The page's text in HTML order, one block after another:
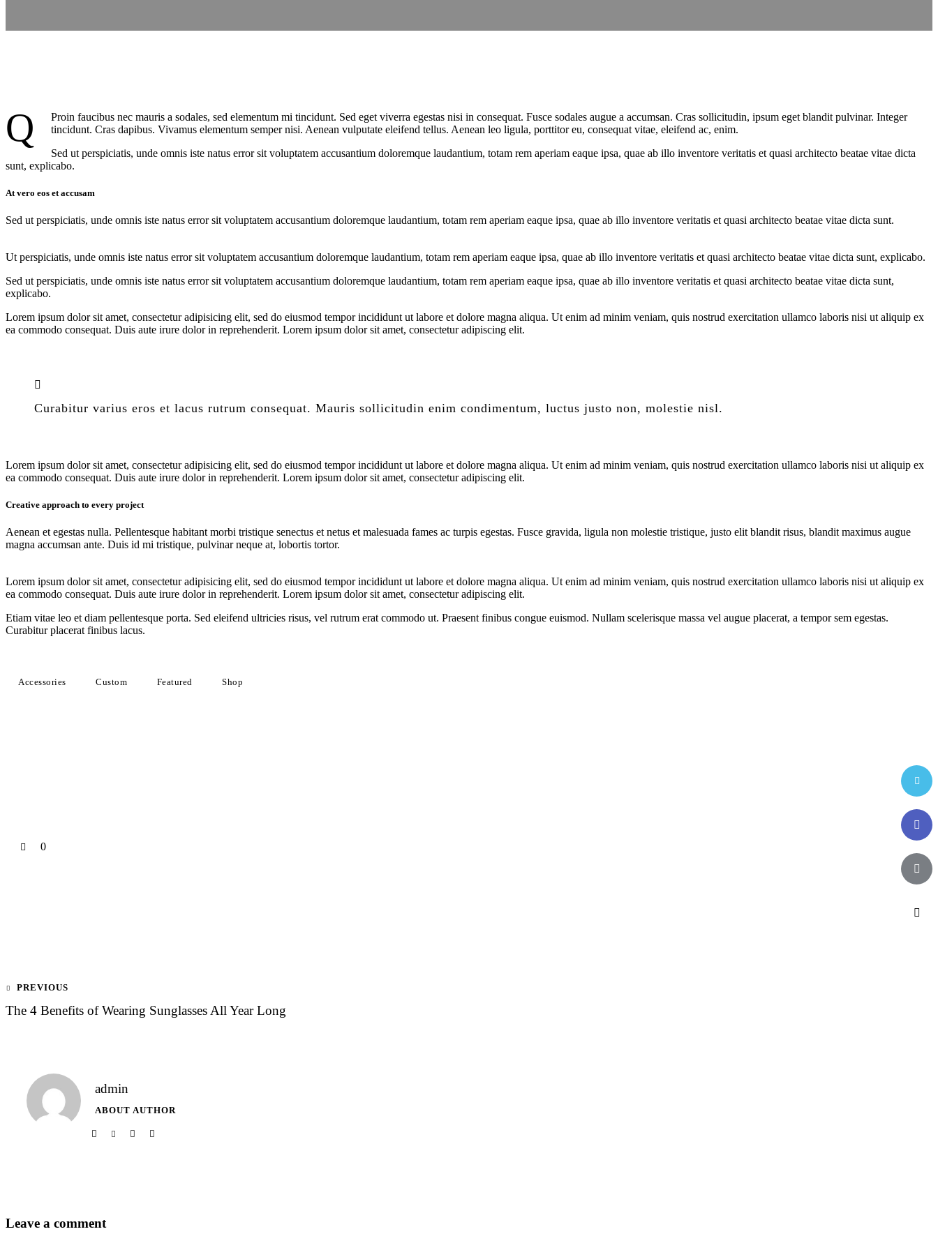
Q
Proin faucibus nec mauris a sodales, sed elementum mi tincidunt. Sed eget viverra egestas nisi in consequat. Fusce sodales augue a accumsan. Cras sollicitudin, ipsum eget blandit pulvinar. Integer
tincidunt. Cras dapibus. Vivamus elementum semper nisi. Aenean vulputate eleifend tellus. Aenean leo ligula, porttitor eu, consequat vitae, eleifend ac, enim.
Sed ut perspiciatis, unde omnis iste natus error sit voluptatem accusantium doloremque laudantium, totam rem aperiam eaque ipsa, quae ab illo inventore veritatis et quasi architecto beatae vitae dicta
sunt, explicabo.
At vero eos et accusam
Sed ut perspiciatis, unde omnis iste natus error sit voluptatem accusantium doloremque laudantium, totam rem aperiam eaque ipsa, quae ab illo inventore veritatis et quasi architecto beatae vitae dicta sunt.
Ut perspiciatis, unde omnis iste natus error sit voluptatem accusantium doloremque laudantium, totam rem aperiam eaque ipsa, quae ab illo inventore veritatis et quasi architecto beatae vitae dicta sunt, explicabo.
Sed ut perspiciatis, unde omnis iste natus error sit voluptatem accusantium doloremque laudantium, totam rem aperiam eaque ipsa, quae ab illo inventore veritatis et quasi architecto beatae vitae dicta sunt,
explicabo.
Lorem ipsum dolor sit amet, consectetur adipisicing elit, sed do eiusmod tempor incididunt ut labore et dolore magna aliqua. Ut enim ad minim veniam, quis nostrud exercitation ullamco laboris nisi ut aliquip ex
ea commodo consequat. Duis aute irure dolor in reprehenderit. Lorem ipsum dolor sit amet, consectetur adipiscing elit.
Curabitur varius eros et lacus rutrum consequat. Mauris sollicitudin enim condimentum, luctus justo non, molestie nisl.
Lorem ipsum dolor sit amet, consectetur adipisicing elit, sed do eiusmod tempor incididunt ut labore et dolore magna aliqua. Ut enim ad minim veniam, quis nostrud exercitation ullamco laboris nisi ut aliquip ex
ea commodo consequat. Duis aute irure dolor in reprehenderit. Lorem ipsum dolor sit amet, consectetur adipiscing elit.
Creative approach to every project
Aenean et egestas nulla. Pellentesque habitant morbi tristique senectus et netus et malesuada fames ac turpis egestas. Fusce gravida, ligula non molestie tristique, justo elit blandit risus, blandit maximus augue
magna accumsan ante. Duis id mi tristique, pulvinar neque at, lobortis tortor.
Lorem ipsum dolor sit amet, consectetur adipisicing elit, sed do eiusmod tempor incididunt ut labore et dolore magna aliqua. Ut enim ad minim veniam, quis nostrud exercitation ullamco laboris nisi ut aliquip ex
ea commodo consequat. Duis aute irure dolor in reprehenderit. Lorem ipsum dolor sit amet, consectetur adipiscing elit.
Etiam vitae leo et diam pellentesque porta. Sed eleifend ultricies risus, vel rutrum erat commodo ut. Praesent finibus congue euismod. Nullam scelerisque massa vel augue placerat, a tempor sem egestas.
Curabitur placerat finibus lacus.
Accessories Custom Featured Shop
0
PREVIOUS
The 4 Benefits of Wearing Sunglasses All Year Long
admin
ABOUT AUTHOR
Leave a comment